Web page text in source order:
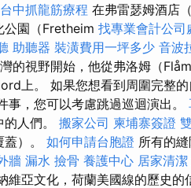
台中抓龍筋療程 在弗雷瑟姆酒店
公園（Fretheim 找專業會計公司
助聽器 裝潢費用一坪多少 音波
的視野開始，他從弗洛姆（
上。 如果您想看到周圍完整的
事，您可以考慮跳過巡迴演出。
人們。 搬家公司 柬埔寨簽證
）。 如何申請台胞證 所有的
牆 漏水 撿骨 養護中心 居家清潔
維亞文化，荷蘭美國線的歷史